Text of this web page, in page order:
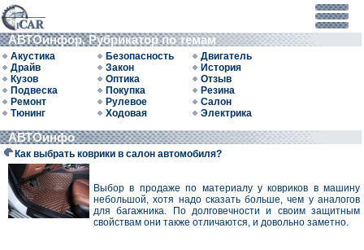
АВТОинфор. Рубрикатор по темам
Акустика Безопасность
Двигатель
Драйв
Закон
История
Кузов
Оптика
Отзыв
Подвеска
Покупка
Резина
Ремонт
Рулевое
Салон
Тюнинг
Ходовая Электрика
АВТОинфо
Как выбрать коврики в салон автомобиля?
Выбор в продаже по материалу у ковриков в машину
небольшой, хотя надо сказать больше, чем у аналогов
для багажника. По долговечности и своим защитным
свойствам они также отличаются, и довольно заметно.